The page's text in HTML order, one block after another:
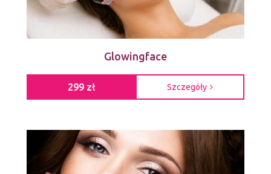
Glowingface
299 zł Szczegóły